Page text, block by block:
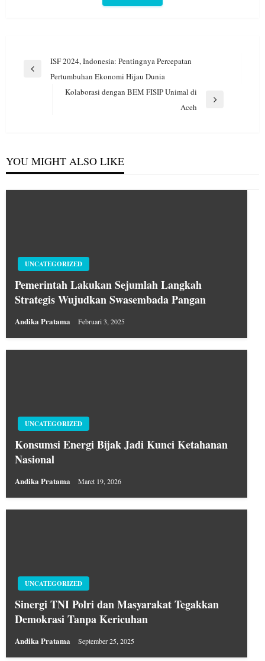
Navigasi
Previous
ISF 2024, Indonesia: Pentingnya Percepatan
Pertumbuhan Ekonomi Hijau Dunia
Kolaborasi dengan BEM FISIP Unimal di
Aceh
YOU MIGHT ALSO LIKE
UNCATEGORIZED
Pemerintah Lakukan Sejumlah Langkah
Strategis Wujudkan Swasembada Pangan
Andika Pratama Februari 3, 2025
UNCATEGORIZED
Konsumsi Energi Bijak Jadi Kunci Ketahanan
Nasional
Andika Pratama Maret 19, 2026
UNCATEGORIZED
Sinergi TNI Polri dan Masyarakat Tegakkan
Demokrasi Tanpa Kericuhan
Andika Pratama September 25, 2025